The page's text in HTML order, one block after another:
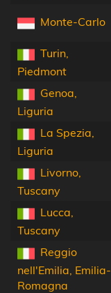
Monte-Carlo
Turin,
Piedmont
Genoa,
Liguria
La Spezia,
Liguria
Livorno,
Tuscany
Lucca,
Tuscany
Reggio
nell'Emilia, Emilia-
Romagna